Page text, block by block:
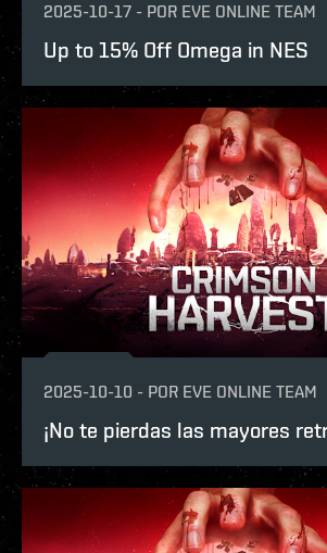
2025-10-17 - POR EVE ONLINE TEAM
Up to 15% Off Omega in NES
2025-10-10 - POR EVE ONLINE TEAM
¡No te pierdas las mayores